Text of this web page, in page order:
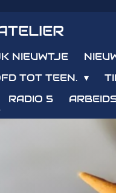
NIEUWTJE
TOT TEEN.
RADIO 5